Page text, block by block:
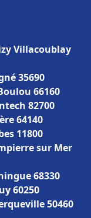
Villacoublay
35690
66160
82700
64140
11800
sur Mer
68330
60250
50460